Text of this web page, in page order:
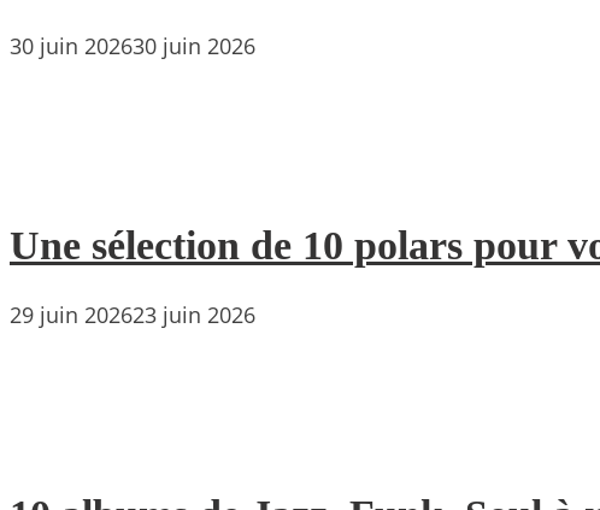
30 juin 202630 juin 2026
Une sélection de 10 polars pour
29 juin 202623 juin 2026